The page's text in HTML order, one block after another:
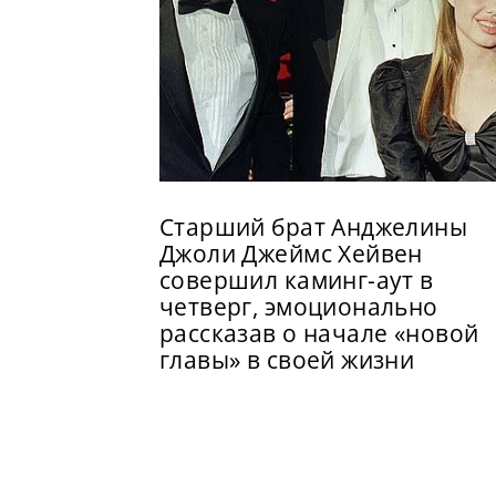
Старший брат Анджелины
Джоли Джеймс Хейвен
совершил каминг-аут в
четверг, эмоционально
рассказав о начале «новой
главы» в своей жизни